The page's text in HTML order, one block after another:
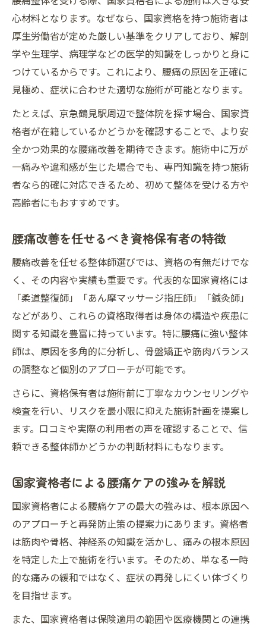
心材料となります。なぜなら、国家資格を持つ施術者は
厚生労働省が定めた厳しい基準をクリアしており、解剖
学や生理学、病理学などの医学的知識をしっかりと身に
つけているからです。これにより、腰痛の原因を正確に
見極め、症状に合わせた適切な施術が可能となります。
たとえば、京急鶴見駅周辺で整体院を探す場合、国家資
格者が在籍しているかどうかを確認することで、より安
全かつ効果的な腰痛改善を期待できます。施術中に万が
一痛みや違和感が生じた場合でも、専門知識を持つ施術
者なら的確に対応できるため、初めて整体を受ける方や
高齢者にもおすすめです。
腰痛改善を任せるべき資格保有者の特徴
腰痛改善を任せる整体師選びでは、資格の有無だけでな
く、その内容や実績も重要です。代表的な国家資格には
「柔道整復師」「あん摩マッサージ指圧師」「鍼灸師」
などがあり、これらの資格取得者は身体の構造や疾患に
関する知識を豊富に持っています。特に腰痛に強い整体
師は、原因を多角的に分析し、骨盤矯正や筋肉バランス
の調整など個別のアプローチが可能です。
さらに、資格保有者は施術前に丁寧なカウンセリングや
検査を行い、リスクを最小限に抑えた施術計画を提案し
ます。口コミや実際の利用者の声を確認することで、信
頼できる整体師かどうかの判断材料にもなります。
国家資格者による腰痛ケアの強みを解説
国家資格者による腰痛ケアの最大の強みは、根本原因へ
のアプローチと再発防止策の提案力にあります。資格者
は筋肉や骨格、神経系の知識を活かし、痛みの根本原因
を特定した上で施術を行います。そのため、単なる一時
的な痛みの緩和ではなく、症状の再発しにくい体づくり
を目指せます。
また、国家資格者は保険適用の範囲や医療機関との連携